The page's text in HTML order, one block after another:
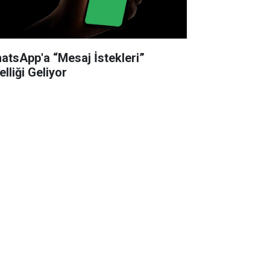
“Mesaj İstekleri”
Geliyor